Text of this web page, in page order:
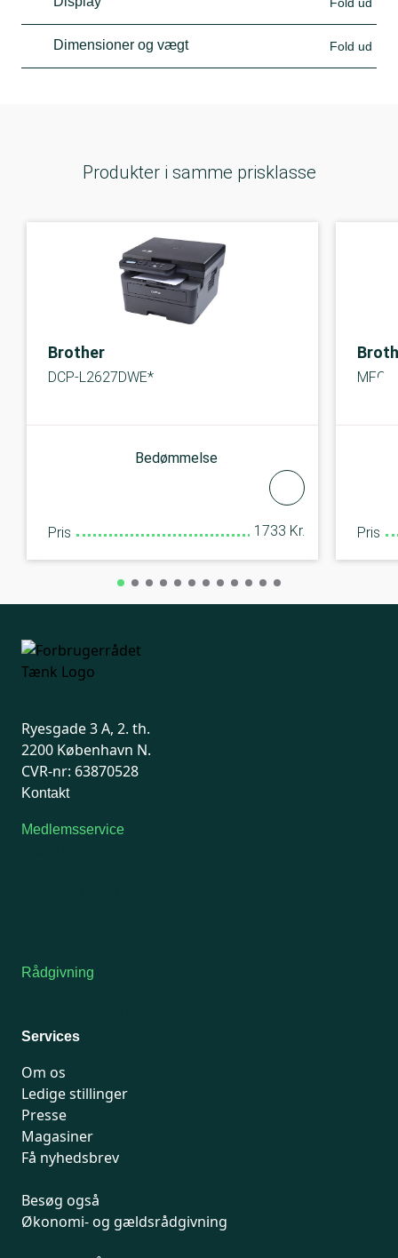
Dimensioner og vægt Fold ud
Produkter i samme prisklasse
Brother
DCP-L2627DWE*
Bedømmelse
Pris 1733 Kr.
MFC-
Pris
Ryesgade 3 A, 2. th.
2200 København N.
CVR-nr: 63870528
Kontakt
Medlemsservice
Rådgivning
Services
Om os
Ledige stillinger
Presse
Magasiner
Få nyhedsbrev
Besøg også
Økonomi- og gældsrådgivning